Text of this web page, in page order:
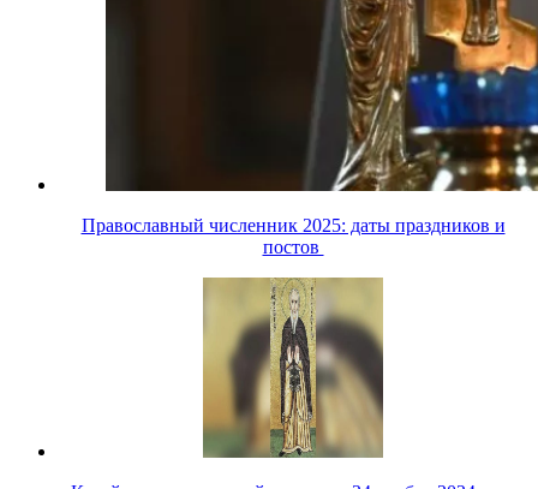
Православный численник 2025: даты праздников и
постов